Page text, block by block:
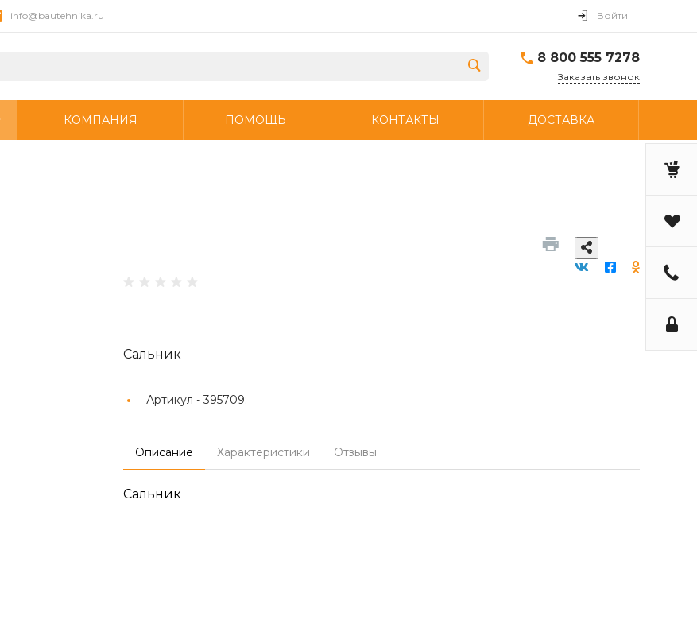
info@bautehnika.ru Войти
8 800 555 7278
Заказать звонок
КОМПАНИЯ ПОМОЩЬ КОНТАКТЫ ДОСТАВКА
Сальник
Артикул - 395709;
Описание Характеристики Отзывы
Сальник